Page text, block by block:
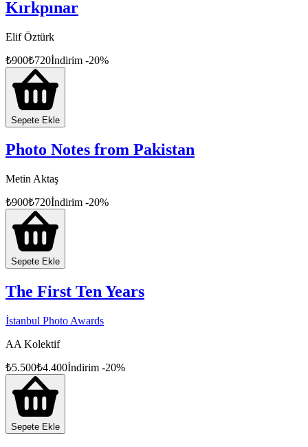
Kırkpınar
Elif Öztürk
₺900₺720İndirim -20%
Sepete Ekle
Photo Notes from Pakistan
Metin Aktaş
₺900₺720İndirim -20%
Sepete Ekle
The First Ten Years
İstanbul Photo Awards
AA Kolektif
₺5.500₺4.400İndirim -20%
Sepete Ekle